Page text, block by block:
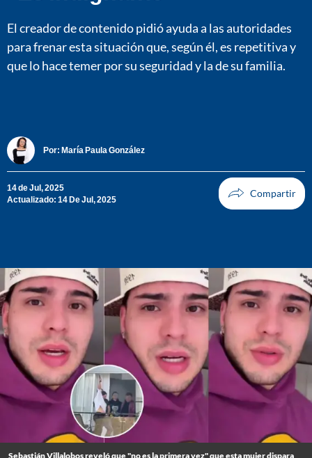
El creador de contenido pidió ayuda a las autoridades
para frenar esta situación que, según él, es repetitiva y
que lo hace temer por su seguridad y la de su familia.
Por: María Paula González
14 de Jul, 2025
Actualizado: 14 De Jul, 2025
Sebastián Villalobos reveló que "no es la primera vez" que esta mujer dispara